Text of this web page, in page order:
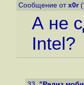
Сообщение от x0r
А не
Intel?